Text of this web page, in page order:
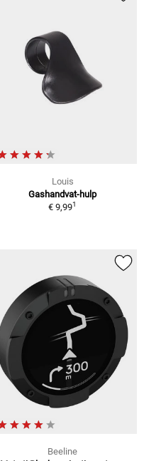
Louis
Gashandvat-hulp
€ 9,991
Beeline